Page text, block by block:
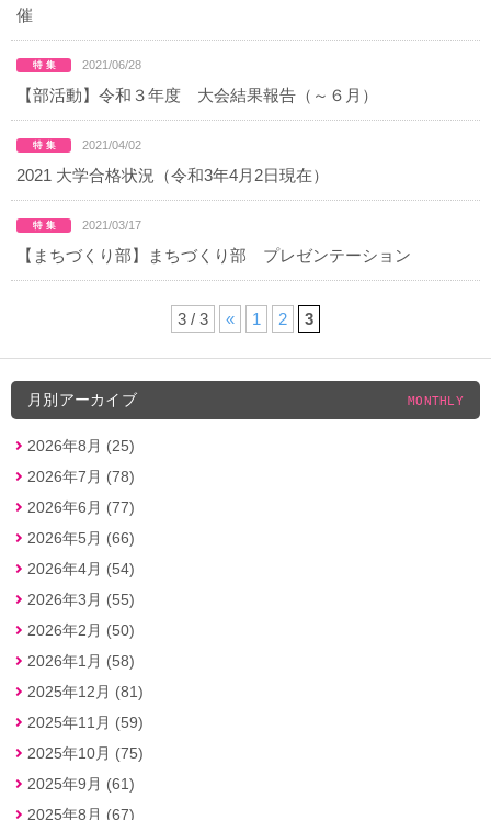
催
2021/06/28
【部活動】令和３年度 大会結果報告（～６月）
2021/04/02
2021 大学合格状況（令和3年4月2日現在）
2021/03/17
【まちづくり部】まちづくり部 プレゼンテーション
3 / 3 « 1 2 3
月別アーカイブ MONTHLY
2026年8月 (25)
2026年7月 (78)
2026年6月 (77)
2026年5月 (66)
2026年4月 (54)
2026年3月 (55)
2026年2月 (50)
2026年1月 (58)
2025年12月 (81)
2025年11月 (59)
2025年10月 (75)
2025年9月 (61)
2025年8月 (67)